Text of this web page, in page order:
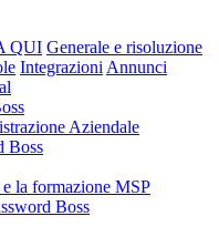
QUI Generale e risoluzione
Integrazioni Annunci
Aziendale
Boss
la formazione MSP
Boss